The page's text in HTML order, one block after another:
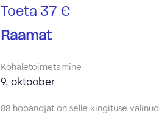
Toeta 37 €
Raamat
Kohaletoimetamine
9. oktoober
88 hooandjat on selle kingituse valinud